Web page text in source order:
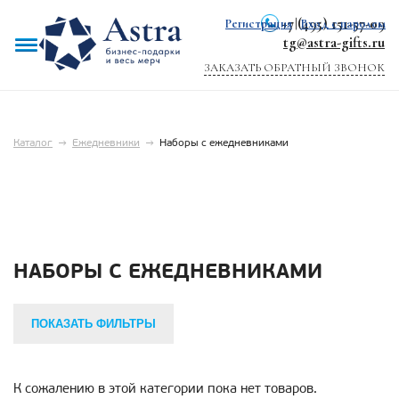
+7 (495) 151-57-09
tg@astra-gifts.ru
ЗАКАЗАТЬ ОБРАТНЫЙ ЗВОНОК
Регистрация Вход с паролем
Каталог → Ежедневники → Наборы с ежедневниками
НАБОРЫ С ЕЖЕДНЕВНИКАМИ
ПОКАЗАТЬ ФИЛЬТРЫ
К сожалению в этой категории пока нет товаров.